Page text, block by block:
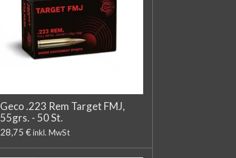
Geco .223 Rem Target FMJ,
55grs. - 50 St.
28,75 € inkl. MwSt